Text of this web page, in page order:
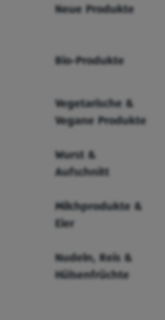
Neue Produkte
Bio-Produkte
Vegetarische &
Vegane Produkte
Wurst &
Aufschnitt
Milchprodukte &
Eier
Nudeln, Reis &
Hülsenfrüchte